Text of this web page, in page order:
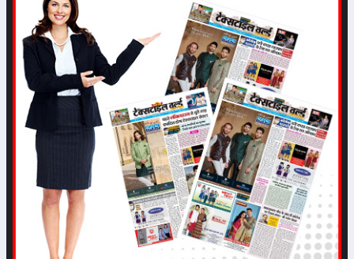
test
Date: 2023-04-15 07:04:51 |
Category: Textile
नवम्बर महिने से बाजारों में अच्छा कारोबार
होने की आशा से कारोबारियों में उत्साह
Date: 2022-11-12 05:53:45 |
Category: Textile